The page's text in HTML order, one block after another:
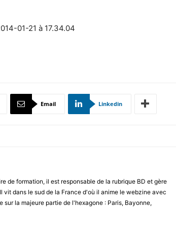
Email Linkedin
de formation, il est responsable de la rubrique BD et gère
vit dans le sud de la France d'où il anime le webzine avec
sur la majeure partie de l'hexagone : Paris, Bayonne,